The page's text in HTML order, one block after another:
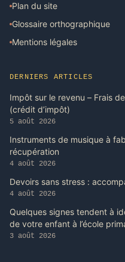
Plan du site
Glossaire orthographique
Mentions légales
DERNIERS ARTICLES
Impôt sur le revenu – Frais
(crédit d’impôt)
5 août 2026
Instruments de musique à
récupération
4 août 2026
Devoirs sans stress :
4 août 2026
Quelques signes tendent à
de votre enfant à l’école
3 août 2026